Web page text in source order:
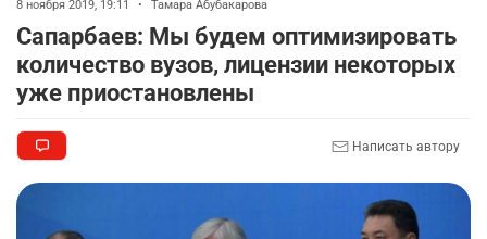
8 ноября 2019, 19:11 • Тамара Абубакарова
Сапарбаев: Мы будем оптимизировать
количество вузов, лицензии некоторых
уже приостановлены
Написать автору